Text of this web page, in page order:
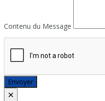
Contenu du Message
Envoyer
×